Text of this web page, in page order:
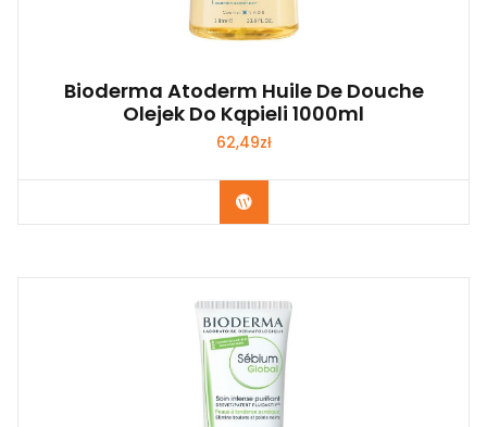
Bioderma Atoderm Huile De Douche
Olejek Do Kąpieli 1000ml
62,49zł
Zobacz